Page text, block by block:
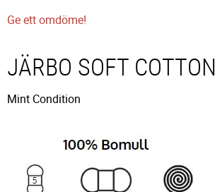
Ge ett omdöme!
JÄRBO SOFT COTTON
Mint Condition